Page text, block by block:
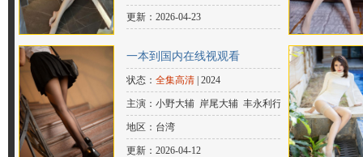
祐翔 柿原彻也 森久保祥太郎 大河元
气 增田俊树 西山宏太朗 八代拓 千叶
翔也 江口拓也 兴津和幸 浪川大辅
更新：2026-04-23
一本到国内在线视观看
状态： 全集高清 | 2024
主演：小野大辅 岸尾大辅 丰永利行 花
江夏树 加藤和树 上村祐翔 柿原彻
也 森久保祥太郎 大河元气 增田俊
地区：台湾
更新：2026-04-12